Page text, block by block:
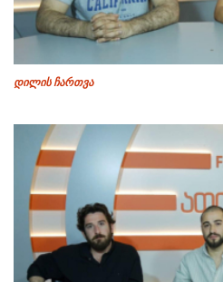
დილის ჩართვა